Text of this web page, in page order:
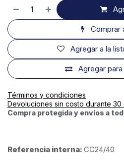
Comprar
Agregar
Agregar a la
Términos y condiciones
Devoluciones sin costo durante 30
Compra protegida y envíos a
Referencia interna: CC24/40